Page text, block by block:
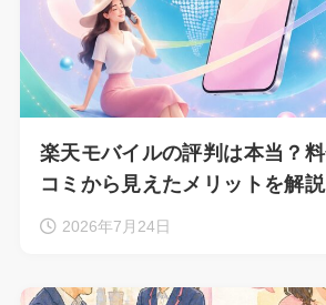
楽天モバイルの評判は本当？
コミから見えたメリットを解説
2026年7月24日